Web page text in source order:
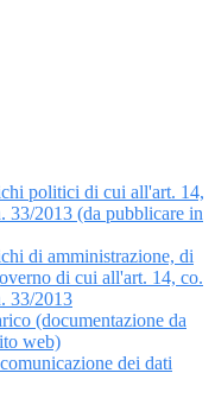
politici di cui all'art. 14,
33/2013 (da pubblicare in
di amministrazione, di
di cui all'art. 14, co.
33/2013
(documentazione da
web)
dei dati